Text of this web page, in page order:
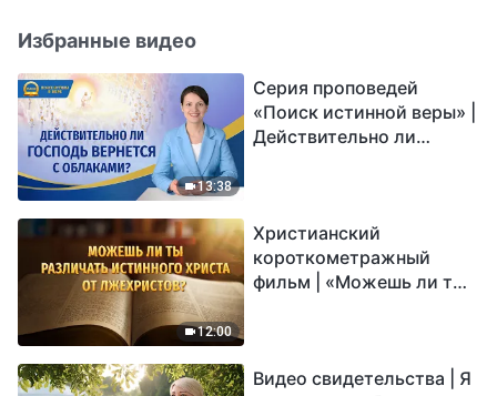
Избранные видео
13:38
Серия проповедей
«Поиск истинной веры» |
Действительно ли
12:00
Христианский
короткометражный
фильм | «Можешь ли ты
Видео свидетельства | Я